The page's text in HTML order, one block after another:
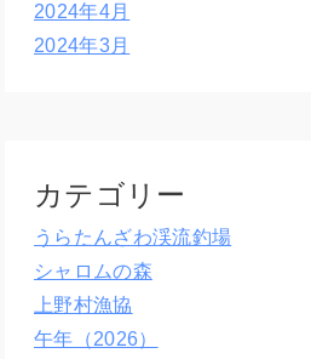
2024年4月
2024年3月
カテゴリー
うらたんざわ渓流釣場
シャロムの森
上野村漁協
午年（2026）